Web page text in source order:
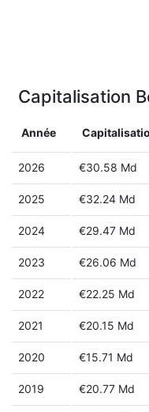
Capitalisation
Année
2026 €30.58 Md
2025 €32.24 Md
2024 €29.47 Md
2023 €26.06 Md
2022 €22.25 Md
2021 €20.15 Md
2020 €15.71 Md
2019 €20.77 Md